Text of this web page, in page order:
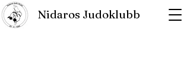
Nidaros Judoklubb